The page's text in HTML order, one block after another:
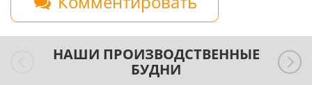
НАШИ ПРОИЗВОДСТВЕННЫЕ
БУДНИ